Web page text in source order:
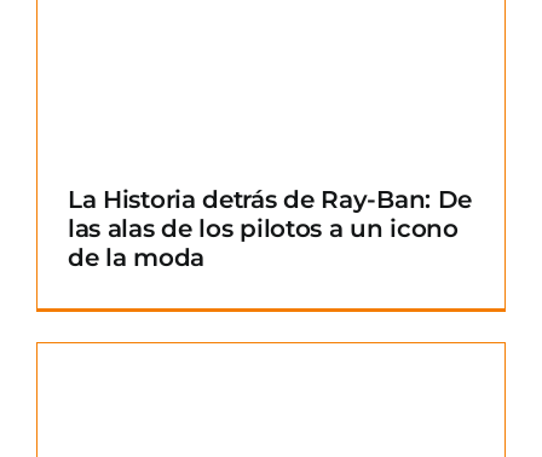
La Historia detrás de Ray-Ban: De
las alas de los pilotos a un icono
de la moda